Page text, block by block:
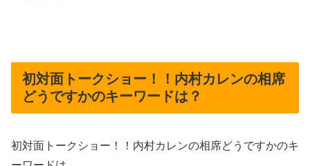
初対面トークショー！！内村カレンの相席
どうですかのキーワードは？
初対面トークショー！！内村カレンの相席どうですかのキ